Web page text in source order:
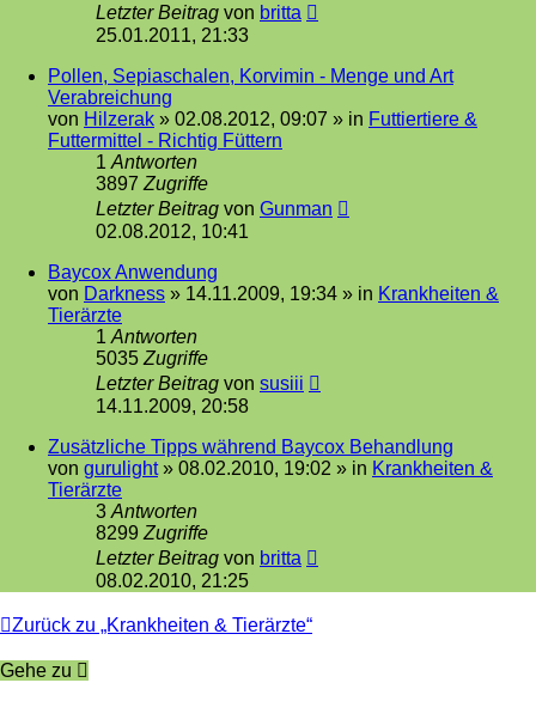
Letzter Beitrag von britta
25.01.2011, 21:33
Pollen, Sepiaschalen, Korvimin - Menge und Art
Verabreichung
von Hilzerak » 02.08.2012, 09:07 » in Futtiertiere &
Futtermittel - Richtig Füttern
1 Antworten
3897 Zugriffe
Letzter Beitrag von Gunman
02.08.2012, 10:41
Baycox Anwendung
von Darkness » 14.11.2009, 19:34 » in Krankheiten &
Tierärzte
1 Antworten
5035 Zugriffe
Letzter Beitrag von susiii
14.11.2009, 20:58
Zusätzliche Tipps während Baycox Behandlung
von gurulight» 08.02.2010, 19:02 » in Krankheiten &
Tierärzte
3 Antworten
8299 Zugriffe
Letzter Beitrag von britta
08.02.2010, 21:25
Zurück zu „Krankheiten & Tierärzte“
Gehe zu